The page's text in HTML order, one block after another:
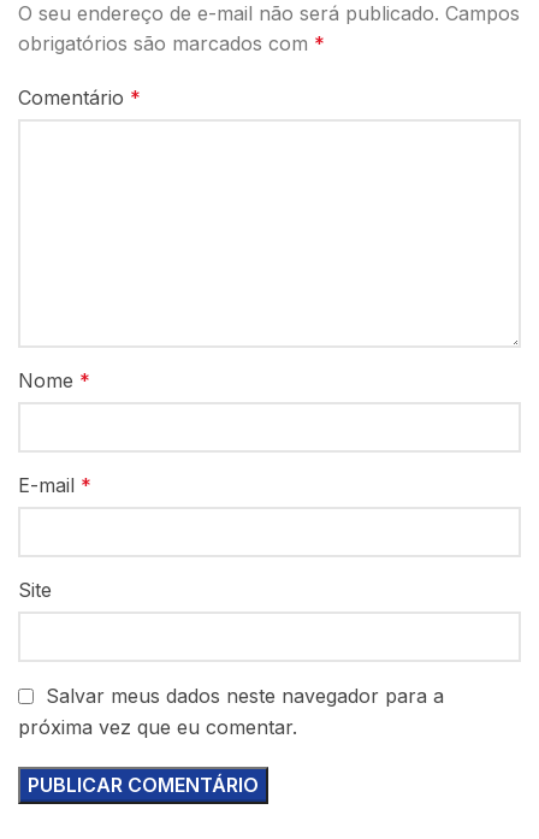
O seu endereço de e-mail não será publicado. Campos
obrigatórios são marcados com *
Comentário *
Nome *
E-mail *
Site
Salvar meus dados neste navegador para a
próxima vez que eu comentar.